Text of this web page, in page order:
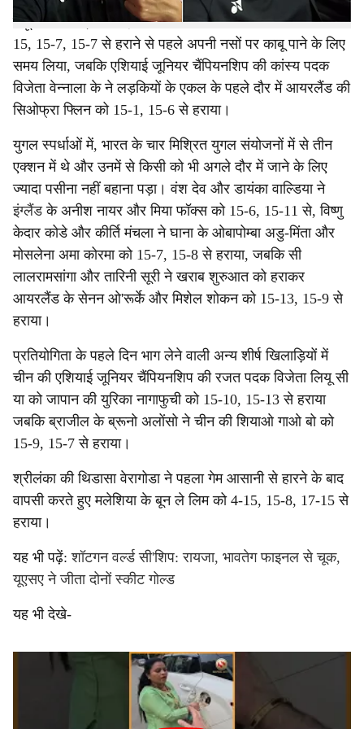
दत्तू टीटी ने लड़कों के एकल में हंगरी के मिलान मेस्टरहाज़ी को 5-
15, 15-7, 15-7 से हराने से पहले अपनी नसों पर काबू पाने के लिए
समय लिया, जबकि एशियाई जूनियर चैंपियनशिप की कांस्य पदक
विजेता वेन्नाला के ने लड़कियों के एकल के पहले दौर में आयरलैंड की
सिओफ्रा फ्लिन को 15-1, 15-6 से हराया।
युगल स्पर्धाओं में, भारत के चार मिश्रित युगल संयोजनों में से तीन
एक्शन में थे और उनमें से किसी को भी अगले दौर में जाने के लिए
ज्यादा पसीना नहीं बहाना पड़ा। वंश देव और डायंका वाल्डिया ने
इंग्लैंडके अनीश नायर और मिया फॉक्स को 15-6, 15-11 से, विष्णु
केदार कोडे और कीर्ति मंचला ने घाना के ओबापोम्बा अडु-मिंता और
मोसलेना अमा कोरमा को 15-7, 15-8 से हराया, जबकि सी
लालरामसांगा और तारिनी सूरी ने खराब शुरुआत को हराकर
आयरलैंड के सेनन ओ'रूर्के और मिशेल शोकन को 15-13, 15-9 से
हराया।
प्रतियोगिता के पहले दिन भाग लेने वाली अन्य शीर्ष खिलाड़ियों में
चीन की एशियाई जूनियर चैंपियनशिप की रजत पदक विजेता लियू सी
या को जापान की युरिका नागाफुची को 15-10, 15-13 से हराया
जबकि ब्राजील के ब्रूनो अलोंसो ने चीन की शियाओ गाओ बो को
15-9, 15-7 से हराया।
श्रीलंका की थिडासा वेरागोडा ने पहला गेम आसानी से हारने के बाद
वापसी करते हुए मलेशिया के बून ले लिम को 4-15, 15-8, 17-15 से
हराया।
यह भी पढ़ें:शॉटगन वर्ल्ड सी'शिप: रायजा, भावतेग फाइनल से चूक,
यूएसए ने जीता दोनों स्कीट गोल्ड
यह भी देखे-